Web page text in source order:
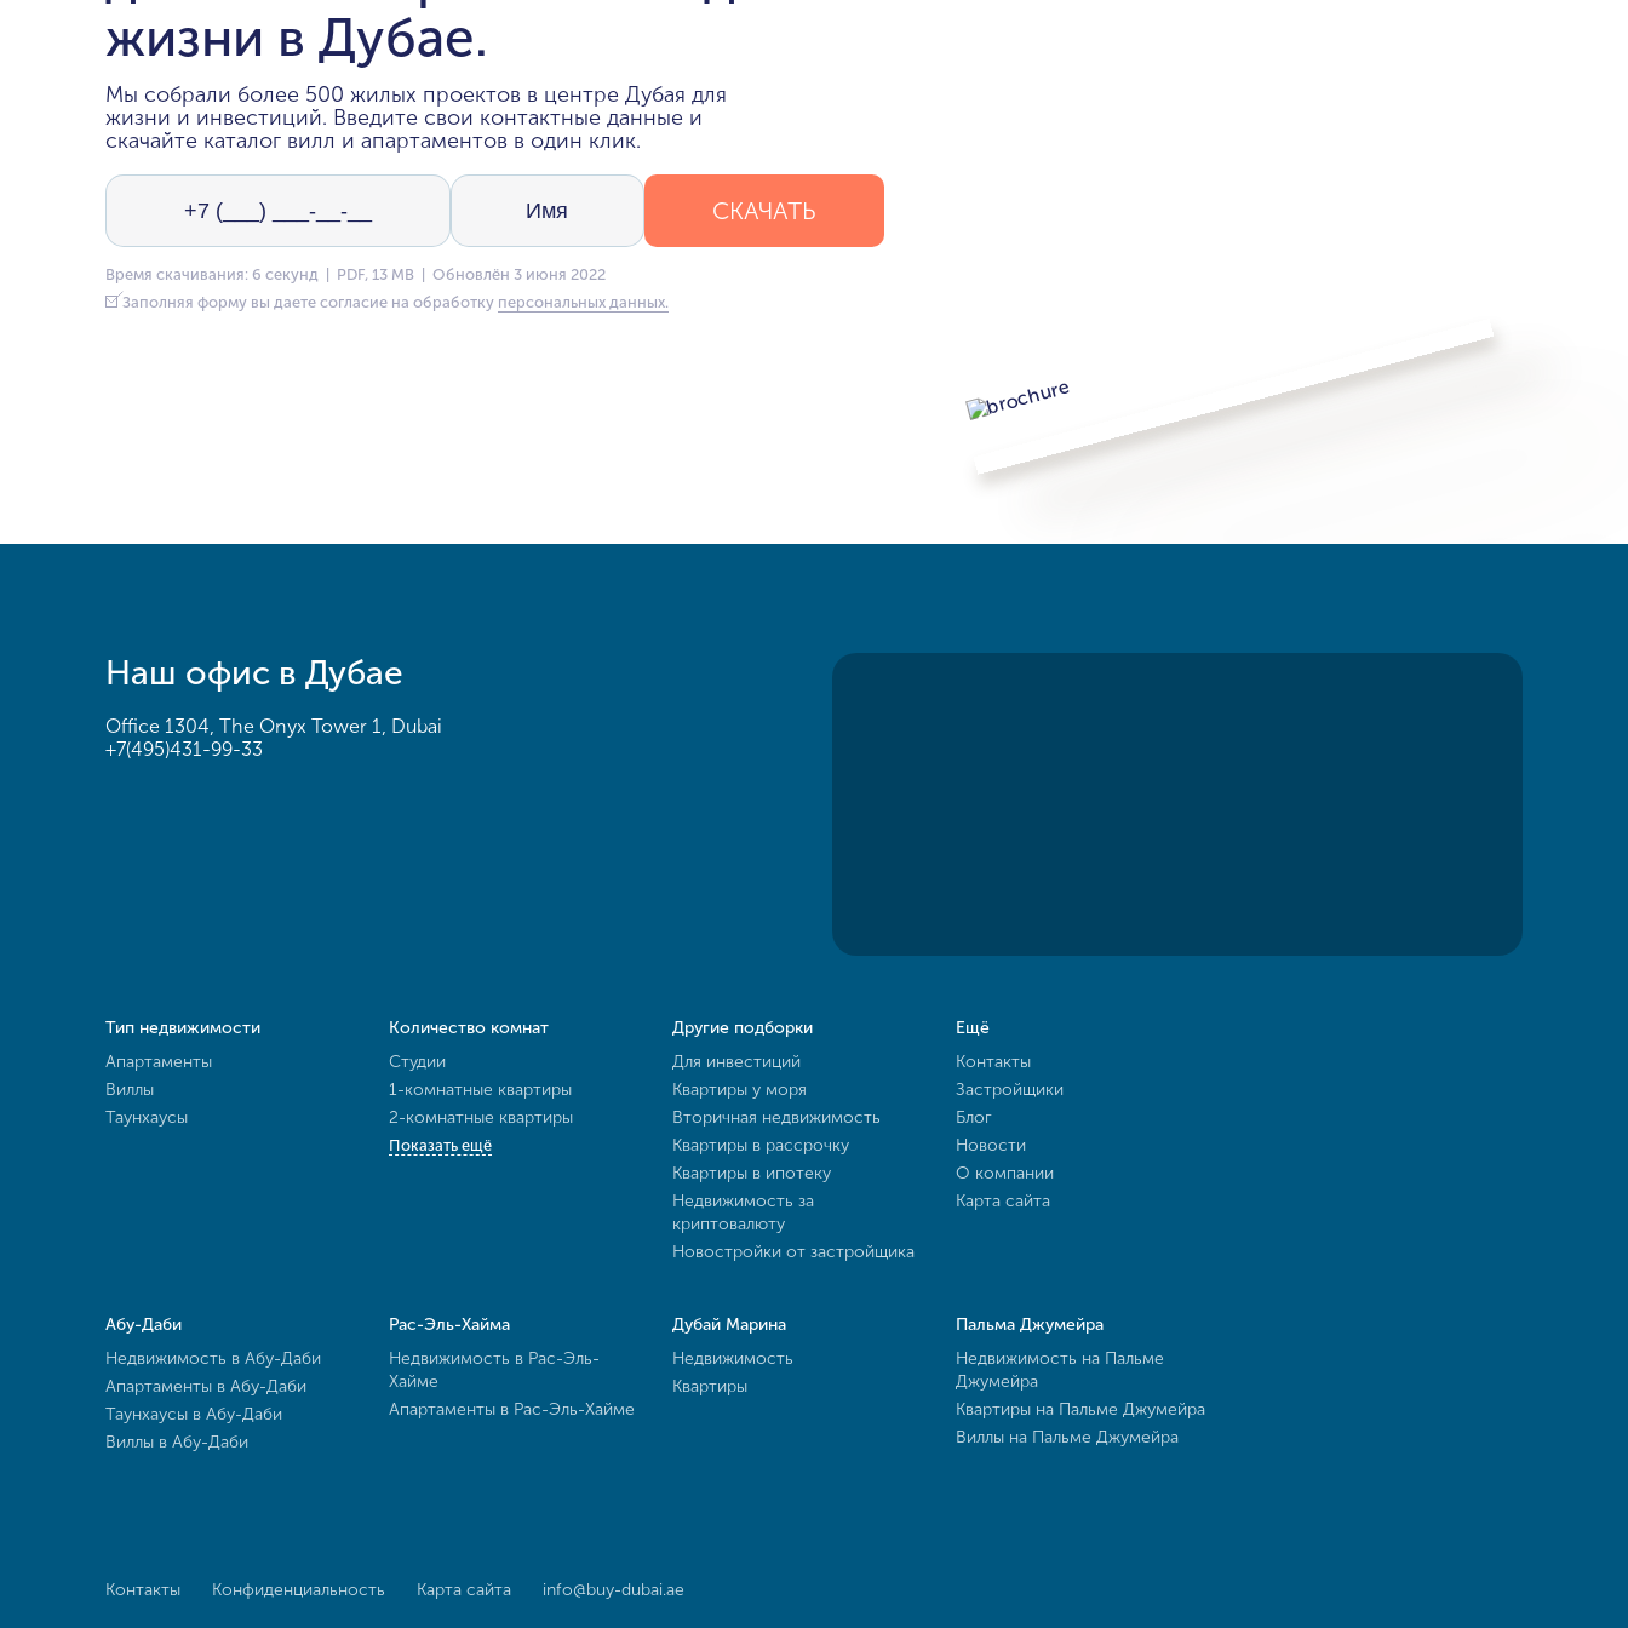
жизни в Дубае.
Мы собрали более 500 жилых проектов в центре Дубая для
жизни и инвестиций. Введите свои контактные данные и
скачайте каталог вилл и апартаментов в один клик.
СКАЧАТЬ
Время скачивания: 6 секунд | PDF, 13 MB | Обновлён 3 июня 2022
Заполняя форму вы даете согласие на обработку персональных данных.
Наш офис в Дубае
Office 1304, The Onyx Tower 1, Dubai
+7(495)431-99-33
Тип недвижимости
Апартаменты
Виллы
Таунхаусы
Количество комнат
Студии
1-комнатные квартиры
2-комнатные квартиры
Показать ещё
Другие подборки
Для инвестиций
Квартиры у моря
Вторичная недвижимость
Квартиры в рассрочку
Квартиры в ипотеку
Недвижимость за
криптовалюту
Новостройки от застройщика
Ещё
Контакты
Застройщики
Блог
Новости
О компании
Карта сайта
Абу-Даби
Недвижимость в Абу-Даби
Апартаменты в Абу-Даби
Таунхаусы в Абу-Даби
Виллы в Абу-Даби
Рас-Эль-Хайма
Недвижимость в Рас-Эль-
Хайме
Апартаменты в Рас-Эль-Хайме
Дубай Марина
Недвижимость
Квартиры
Пальма Джумейра
Недвижимость на Пальме
Джумейра
Квартиры на Пальме Джумейра
Виллы на Пальме Джумейра
Контакты Конфиденциальность Карта сайта info@buy-dubai.ae